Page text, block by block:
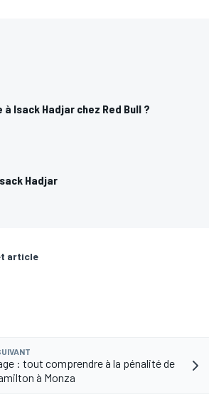
Isack Hadjar chez Red Bull ?
Hadjar
article
: tout comprendre à la pénalité de
à Monza